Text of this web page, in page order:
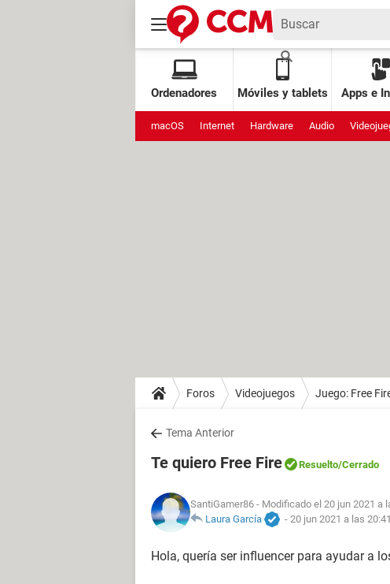
Ordenadores Móviles y tablets Apps e
macOS Internet Hardware Audio
Foros Videojuegos Juego: Free
Tema Anterior
Te quiero Free Fire Resuelto/Cerrado
SantiGamer86 - Modificado el 20 jun 2021 a
Laura García
- 20 jun 2021 a las 20:41
Hola, quería ser influencer para ayudar a